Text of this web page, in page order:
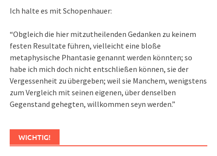
Ich halte es mit Schopenhauer:
“Obgleich die hier mitzutheilenden Gedanken zu keinem
festen Resultate führen, vielleicht eine bloße
metaphysische Phantasie genannt werden könnten; so
habe ich mich doch nicht entschließen können, sie der
Vergessenheit zu übergeben; weil sie Manchem, wenigstens
zum Vergleich mit seinen eigenen, über denselben
Gegenstand gehegten, willkommen seyn werden.”
WICHTIG!